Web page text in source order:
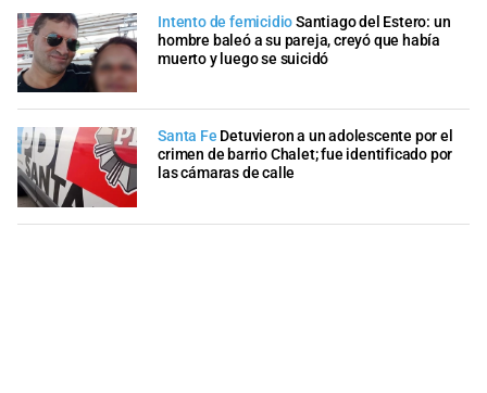
Intento de femicidioSantiago del Estero: un
hombre baleó a su pareja, creyó que había
muerto y luego se suicidó
Santa Fe Detuvieron a un adolescente por el
crimen de barrio Chalet; fue identificado por
las cámaras de calle